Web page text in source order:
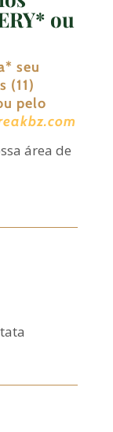
ou
* seu
(11)
pelo
área de